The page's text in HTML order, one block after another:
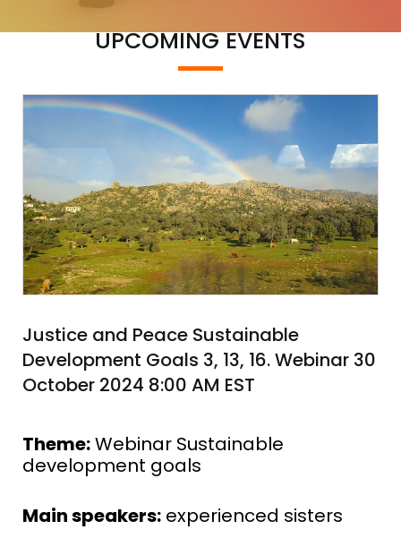
UPCOMING EVENTS
Justice and Peace Sustainable
Development Goals 3, 13, 16. Webinar 30
October 2024 8:00 AM EST
Theme:Webinar Sustainable
development goals
Main speakers: experienced sisters